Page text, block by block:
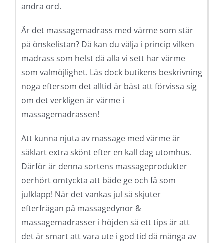
andra ord.
Är det massagemadrass med värme som står
på önskelistan? Då kan du välja i princip vilken
madrass som helst då alla vi sett har värme
som valmöjlighet. Läs dock butikens beskrivning
noga eftersom det alltid är bäst att förvissa sig
om det verkligen är värme i
massagemadrassen!
Att kunna njuta av massage med värme är
såklart extra skönt efter en kall dag utomhus.
Därför är denna sortens massageprodukter
oerhört omtyckta att både ge och få som
julklapp! När det vankas jul så skjuter
efterfrågan på massagedynor &
massagemadrasser i höjden så ett tips är att
det är smart att vara ute i god tid då många av